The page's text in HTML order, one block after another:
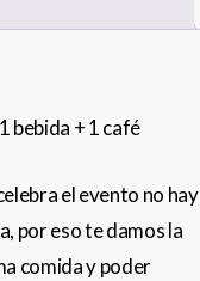
bebida + 1 café
el evento no hay
por eso te damos la
comida y poder